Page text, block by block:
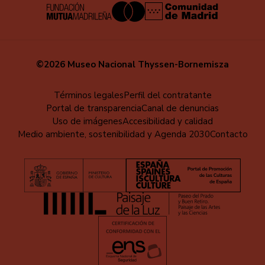
©2026 Museo Nacional Thyssen-Bornemisza
Pie
página
Términos legalesPerfil del contratante
Portal de transparenciaCanal de denuncias
Uso de imágenesAccesibilidad y calidad
Medio ambiente, sostenibilidad y Agenda 2030Contacto